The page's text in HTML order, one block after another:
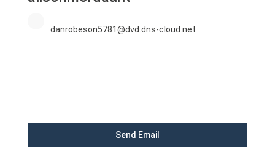
danrobeson5781@dvd.dns-cloud.net
Send Email